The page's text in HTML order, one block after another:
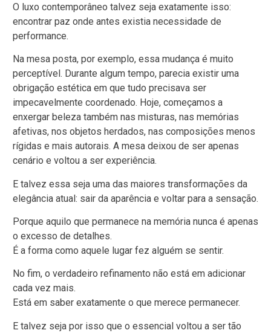
O luxo contemporâneo talvez seja exatamente isso:
encontrar paz onde antes existia necessidade de
performance.
Na mesa posta, por exemplo, essa mudança é muito
perceptível. Durante algum tempo, parecia existir uma
obrigação estética em que tudo precisava ser
impecavelmente coordenado. Hoje, começamos a
enxergar beleza também nas misturas, nas memórias
afetivas, nos objetos herdados, nas composições menos
rígidas e mais autorais. A mesa deixou de ser apenas
cenário e voltou a ser experiência.
E talvez essa seja uma das maiores transformações da
elegância atual: sair da aparência e voltar para a sensação.
Porque aquilo que permanece na memória nunca é apenas
o excesso de detalhes.
É a forma como aquele lugar fez alguém se sentir.
No fim, o verdadeiro refinamento não está em adicionar
cada vez mais.
Está em saber exatamente o que merece permanecer.
E talvez seja por isso que o essencial voltou a ser tão